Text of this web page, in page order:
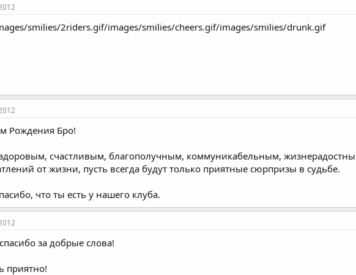
smilies/2riders.gif/images/smilies/cheers.gif/images/smilies/drunk.gif
Рождения Бро!
счастливым, благополучным, коммуникабельным,
от жизни, пусть всегда будут только приятные сюрпризы в судьбе.
что ты есть у нашего клуба.
за добрые слова!
приятно!